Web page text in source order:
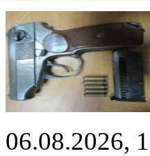
06.08.2026,